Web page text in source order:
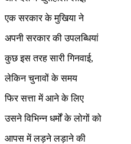
एक सरकार के मुखिया ने
अपनी सरकार की उपलब्धियां
कुछ इस तरह सारी गिनवाई,
लेकिन चुनावों के समय
फिर सत्ता में आने के लिए
उसने विभिन्न धर्मों के लोगों को
आपस में लड़ने लड़ाने की